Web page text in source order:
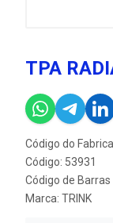
TPA
Código do
Código: 53931
Código de
Marca: TRINK